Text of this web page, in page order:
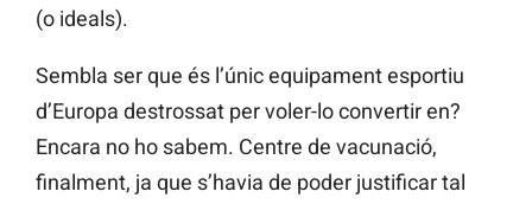
(o ideals).
Sembla ser que és l’únic equipament esportiu
d’Europa destrossat per voler-lo convertir en?
Encara no ho sabem. Centre de vacunació,
finalment, ja que s’havia de poder justificar tal